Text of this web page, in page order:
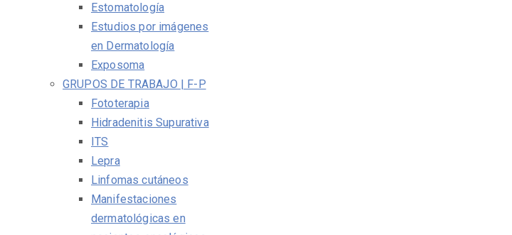
Estomatología
Estudios por imágenes
en Dermatología
Exposoma
GRUPOS DE TRABAJO | F-P
Fototerapia
Hidradenitis Supurativa
ITS
Lepra
Linfomas cutáneos
Manifestaciones
dermatológicas en